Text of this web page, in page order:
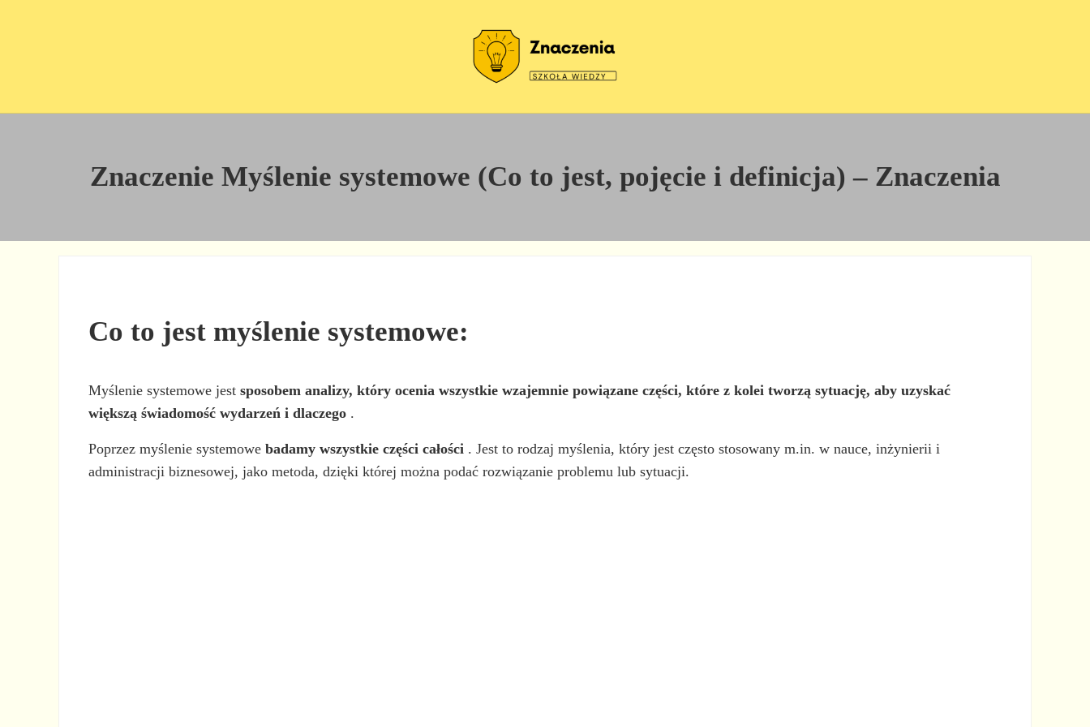
Znaczenie Myślenie systemowe (Co to jest, pojęcie i definicja) – Znaczenia
Co to jest myślenie systemowe:
Myślenie systemowe jestsposobem analizy, który ocenia wszystkie wzajemnie powiązane części, które z kolei tworzą sytuację, aby uzyskać
większą świadomość wydarzeń i dlaczego .
Poprzez myślenie systemowebadamy wszystkie części całości . Jest to rodzaj myślenia, który jest często stosowany m.in. w nauce, inżynierii i
administracji biznesowej, jako metoda, dzięki której można podać rozwiązanie problemu lub sytuacji.